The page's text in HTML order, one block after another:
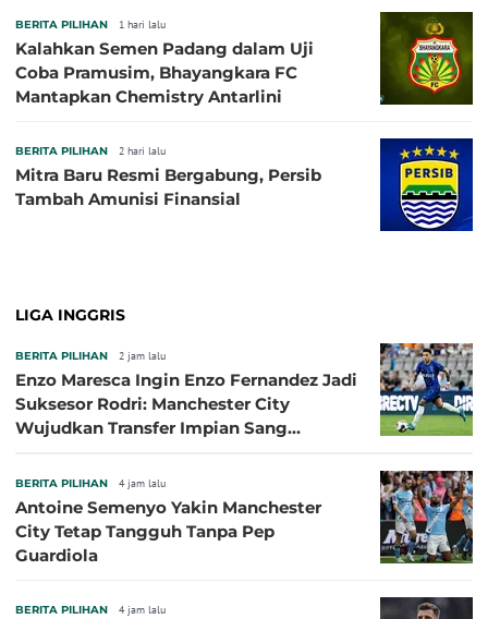
BERITA PILIHAN 1 hari lalu
Kalahkan Semen Padang dalam Uji
Coba Pramusim, Bhayangkara FC
Mantapkan Chemistry Antarlini
BERITA PILIHAN 2 hari lalu
Mitra Baru Resmi Bergabung, Persib
Tambah Amunisi Finansial
LIGA INGGRIS
BERITA PILIHAN 2 jam lalu
Enzo Maresca Ingin Enzo Fernandez Jadi
Suksesor Rodri: Manchester City
Wujudkan Transfer Impian Sang
BERITA PILIHAN 4 jam lalu
Antoine Semenyo Yakin Manchester
City Tetap Tangguh Tanpa Pep
Guardiola
BERITA PILIHAN 4 jam lalu